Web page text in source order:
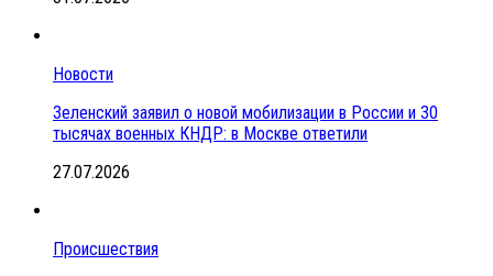
Новости
Зеленский заявил о новой мобилизации в России и 30
тысячах военных КНДР: в Москве ответили
27.07.2026
Происшествия